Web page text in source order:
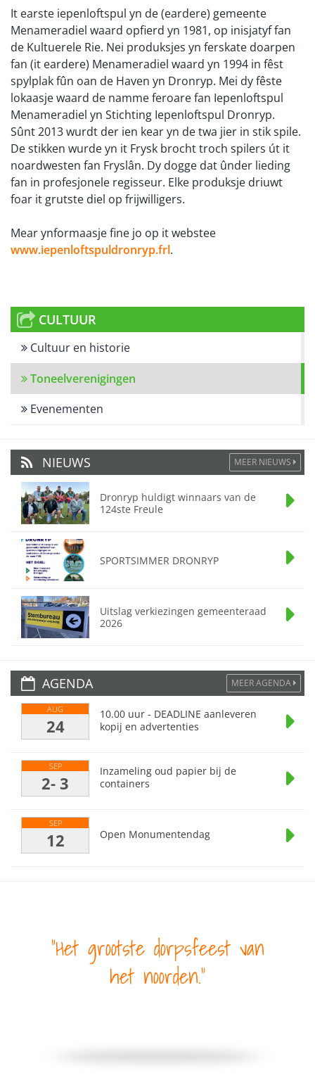
It earste iepenloftspul yn de (eardere) gemeente
Menameradiel waard opfierd yn 1981, op inisjatyf fan
de Kultuerele Rie. Nei produksjes yn ferskate doarpen
fan (it eardere) Menameradiel waard yn 1994 in fêst
spylplak fûn oan de Haven yn Dronryp. Mei dy fêste
lokaasje waard de namme feroare fan Iepenloftspul
Menameradiel yn Stichting Iepenloftspul Dronryp.
Sûnt 2013 wurdt der ien kear yn de twa jier in stik spile.
De stikken wurde yn it Frysk brocht troch spilers út it
noardwesten fan Fryslân. Dy dogge dat ûnder lieding
fan in profesjonele regisseur. Elke produksje driuwt
foar it grutste diel op frijwilligers.
Mear ynformaasje fine jo op it webstee
www.iepenloftspuldronryp.frl.
CULTUUR
Cultuur en historie
Toneelverenigingen
Evenementen
NIEUWS MEER NIEUWS
Dronryp huldigt winnaars van de
124ste Freule
SPORTSIMMER DRONRYP
Uitslag verkiezingen gemeenteraad
2026
AGENDA MEER AGENDA
AUG
24
10.00 uur - DEADLINE aanleveren
kopij en advertenties
SEP
2- 3
Inzameling oud papier bij de
containers
SEP
12 Open Monumentendag
Het grootste dorpsfeest van
het noorden.